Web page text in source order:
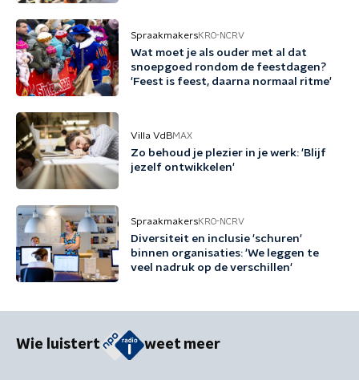
SpraakmakersKRO-NCRV
Wat moet je als ouder met al dat
snoepgoed rondom de feestdagen?
'Feest is feest, daarna normaal ritme'
Villa VdBMAX
Zo behoud je plezier in je werk: 'Blijf
jezelf ontwikkelen'
SpraakmakersKRO-NCRV
Diversiteit en inclusie 'schuren'
binnen organisaties: 'We leggen te
veel nadruk op de verschillen'
Wie luistert weet meer